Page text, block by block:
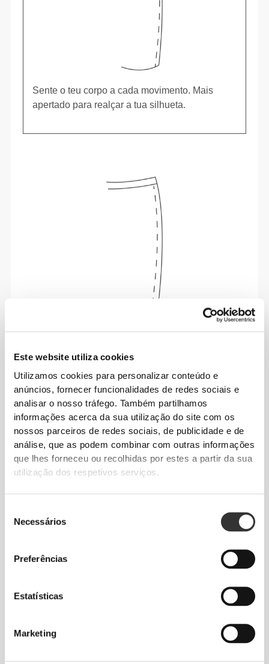
Este website utiliza cookies
Utilizamos cookies para personalizar conteúdo e
anúncios, fornecer funcionalidades de redes sociais e
analisar o nosso tráfego. Também partilhamos
informações acerca da sua utilização do site com os
nossos parceiros de redes sociais, de publicidade e de
análise, que as podem combinar com outras informações
que lhes forneceu ou recolhidas por estes a partir da sua
utilização dos respetivos serviços.
Necessários
Preferências
Estatísticas
Marketing
Sente o teu corpo a cada movimento. Mais
apertado para realçar a tua silhueta.
A palavra de ordem é liberdade de movimento
Total liberdade de movimento. Um ajuste
NAS TUAS MEDIDAS CORPORAIS